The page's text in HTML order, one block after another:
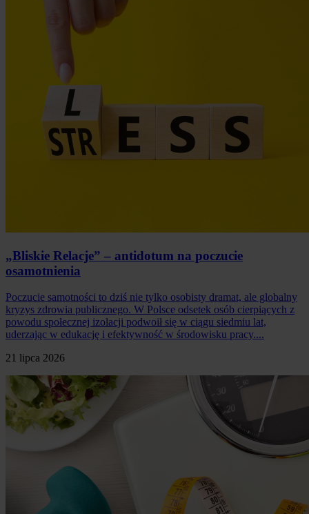
„Bliskie Relacje” – antidotum na poczucie
osamotnienia
Poczucie samotności to dziś nie tylko osobisty dramat, ale globalny
kryzys zdrowia publicznego. W Polsce odsetek osób cierpiących z
powodu społecznej izolacji podwoił się w ciągu siedmiu lat,
uderzając w edukację i efektywność w środowisku pracy....
21 lipca 2026